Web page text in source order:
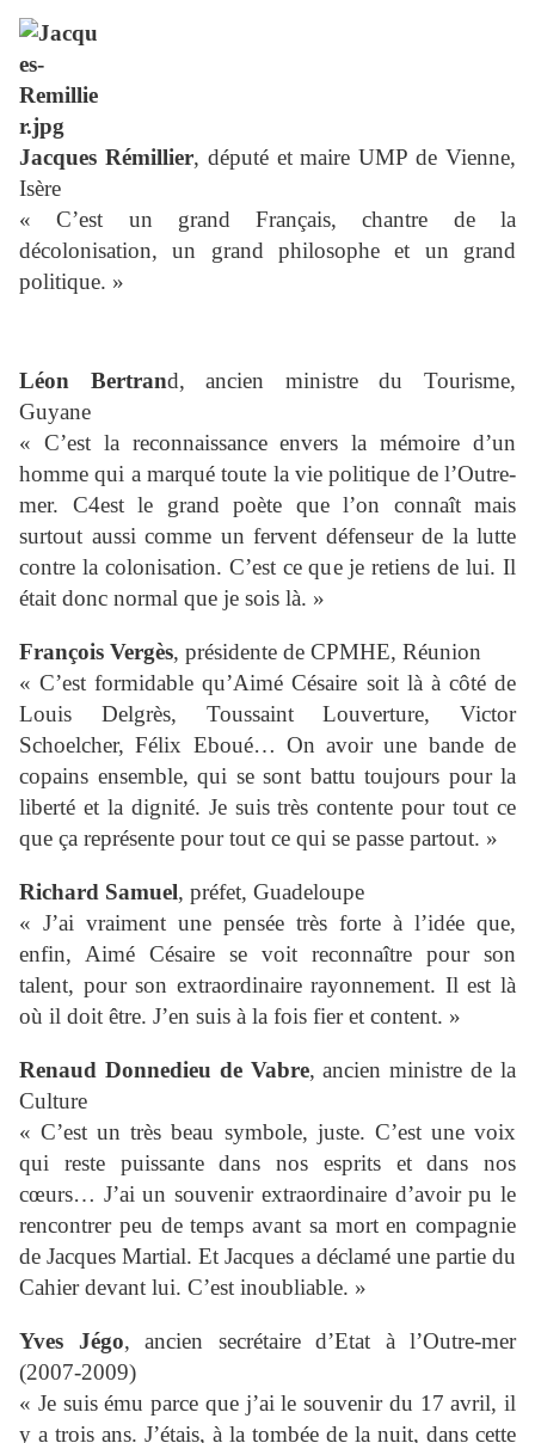
Jacques Rémillier, député et maire UMP de Vienne,
Isère
« C’est un grand Français, chantre de la
décolonisation, un grand philosophe et un grand
politique. »
Léon Bertrand, ancien ministre du Tourisme,
Guyane
« C’est la reconnaissance envers la mémoire d’un
homme qui a marqué toute la vie politique de l’Outre-
mer. C4est le grand poète que l’on connaît mais
surtout aussi comme un fervent défenseur de la lutte
contre la colonisation. C’est ce que je retiens de lui. Il
était donc normal que je sois là. »
François Vergès, présidente de CPMHE, Réunion
« C’est formidable qu’Aimé Césaire soit là à côté de
Louis Delgrès, Toussaint Louverture, Victor
Schoelcher, Félix Eboué… On avoir une bande de
copains ensemble, qui se sont battu toujours pour la
liberté et la dignité. Je suis très contente pour tout ce
que ça représente pour tout ce qui se passe partout. »
Richard Samuel, préfet, Guadeloupe
« J’ai vraiment une pensée très forte à l’idée que,
enfin, Aimé Césaire se voit reconnaître pour son
talent, pour son extraordinaire rayonnement. Il est là
où il doit être. J’en suis à la fois fier et content. »
Renaud Donnedieu de Vabre, ancien ministre de la
Culture
« C’est un très beau symbole, juste. C’est une voix
qui reste puissante dans nos esprits et dans nos
cœurs… J’ai un souvenir extraordinaire d’avoir pu le
rencontrer peu de temps avant sa mort en compagnie
de Jacques Martial. Et Jacques a déclamé une partie du
Cahier devant lui. C’est inoubliable. »
Yves Jégo, ancien secrétaire d’Etat à l’Outre-mer
(2007-2009)
« Je suis ému parce que j’ai le souvenir du 17 avril, il
y a trois ans. J’étais, à la tombée de la nuit, dans cette